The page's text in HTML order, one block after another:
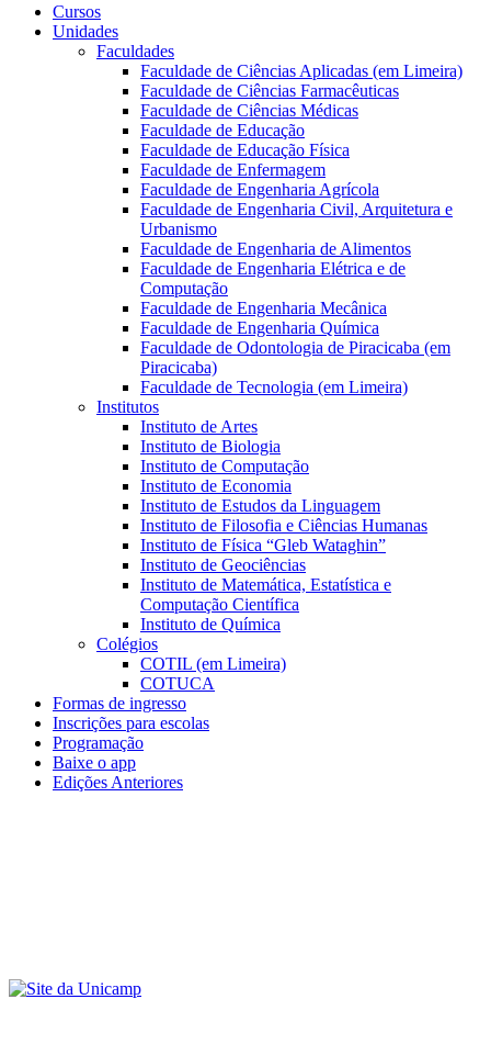
Cursos
Unidades
Faculdades
Faculdade de Ciências Aplicadas (em Limeira)
Faculdade de Ciências Farmacêuticas
Faculdade de Ciências Médicas
Faculdade de Educação
Faculdade de Educação Física
Faculdade de Enfermagem
Faculdade de Engenharia Agrícola
Faculdade de Engenharia Civil, Arquitetura e
Urbanismo
Faculdade de Engenharia de Alimentos
Faculdade de Engenharia Elétrica e de
Computação
Faculdade de Engenharia Mecânica
Faculdade de Engenharia Química
Faculdade de Odontologia de Piracicaba (em
Piracicaba)
Faculdade de Tecnologia (em Limeira)
Institutos
Instituto de Artes
Instituto de Biologia
Instituto de Computação
Instituto de Economia
Instituto de Estudos da Linguagem
Instituto de Filosofia e Ciências Humanas
Instituto de Física “Gleb Wataghin”
Instituto de Geociências
Instituto de Matemática, Estatística e
Computação Científica
Instituto de Química
Colégios
COTIL (em Limeira)
COTUCA
Formas de ingresso
Inscrições para escolas
Programação
Baixe o app
Edições Anteriores